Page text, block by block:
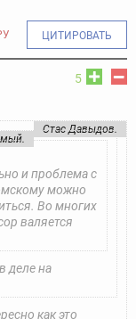
ЦИТИРОВАТЬ
5
Стас Давыдов.
и проблема с
можно
Во многих
валяется
деле на
как это